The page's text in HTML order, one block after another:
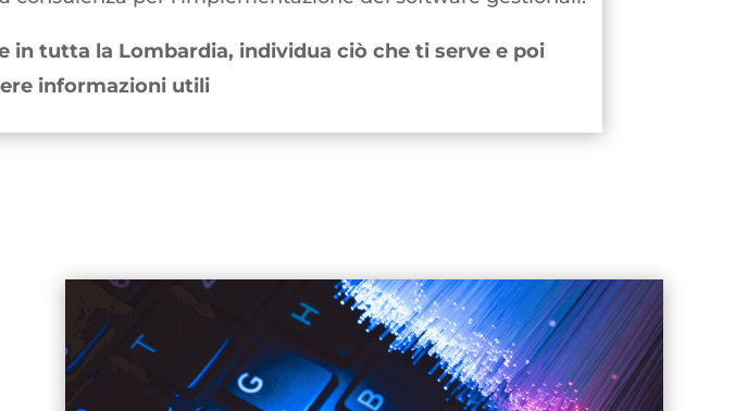
in tutta la Lombardia, individua ciò che ti serve e poi
informazioni utili